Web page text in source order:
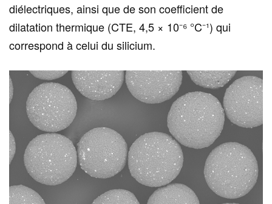
diélectriques, ainsi que de son coefficient de
dilatation thermique (CTE, 4,5 × 10⁻⁶ °C⁻¹) qui
correspond à celui du silicium.